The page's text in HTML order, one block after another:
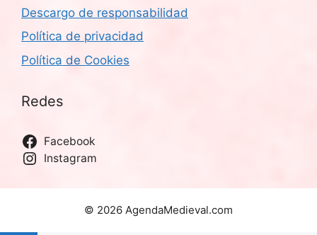
Descargo de responsabilidad
Política de privacidad
Política de Cookies
Redes
Facebook
Instagram
© 2026 AgendaMedieval.com